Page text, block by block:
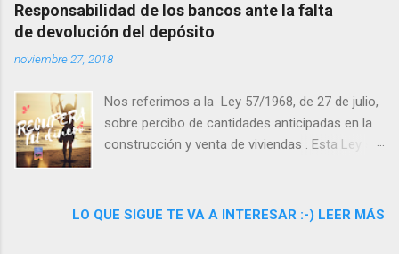
Rico Palao, abogada directora del despacho
Lexlegis, han mostrado su satisfacción por el
gran número de ...
Responsabilidad de los bancos ante la falta
de devolución del depósito
noviembre 27, 2018
Nos referimos a la Ley 57/1968, de 27 de julio,
sobre percibo de cantidades anticipadas en la
construcción y venta de viviendas . Esta Ley se
de plena seguridad a aquellas personas que
LO QUE SIGUE TE VA A INTERESAR :-) LEER MÁS